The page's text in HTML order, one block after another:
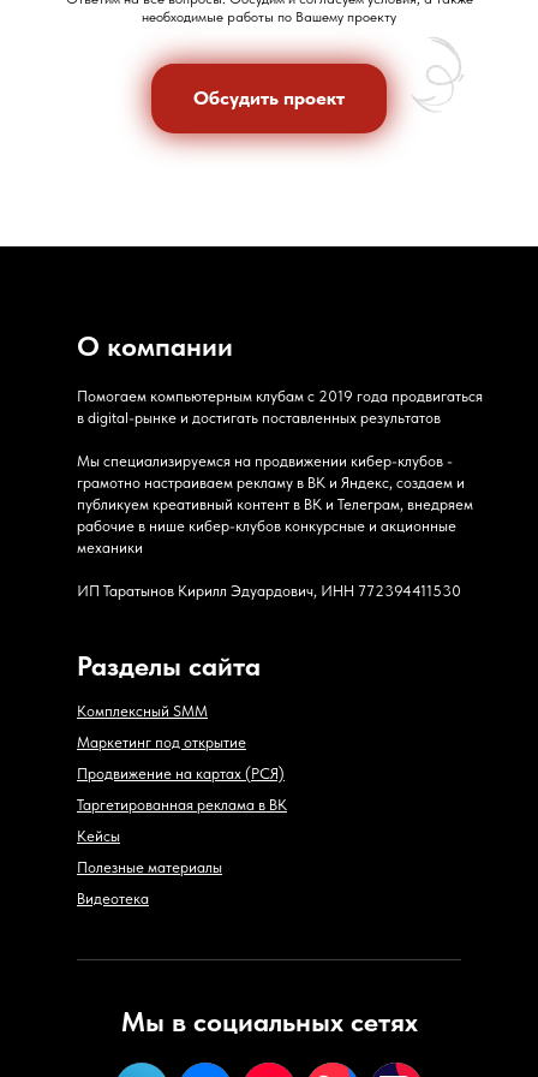
необходимые работы по Вашему проекту
Обсудить проект
Обсудить проект
Комплексный SMM
Маркетинг под открытие
Продвижение на картах (РСЯ)
Таргетированная реклама в ВК
Кейсы
Полезные материалы
Видеотека
Разделы сайта
Помогаем компьютерным клубам с 2019 года продвигаться
в digital-рынке и достигать поставленных результатов
Мы специализируемся на продвижении кибер-клубов -
грамотно настраиваем рекламу в ВК и Яндекс, создаем и
публикуем креативный контент в ВК и Телеграм, внедряем
рабочие в нише кибер-клубов конкурсные и акционные
механики
ИП Таратынов Кирилл Эдуардович, ИНН 772394411530
О компании
Мы в социальных сетях